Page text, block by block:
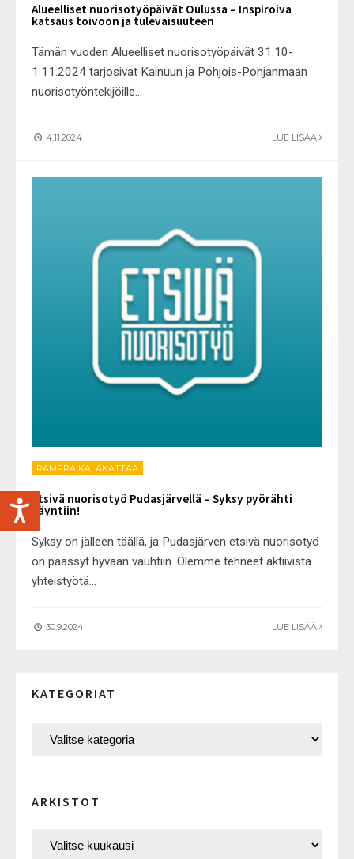
Alueelliset nuorisotyöpäivät Oulussa – Inspiroiva
katsaus toivoon ja tulevaisuuteen
Tämän vuoden Alueelliset nuorisotyöpäivät 31.10-
1.11.2024 tarjosivat Kainuun ja Pohjois-Pohjanmaan
nuorisotyöntekijöille...
4.11.2024 LUE LISÄÄ
RAMPPA KALAKATTAA
Etsivä nuorisotyö Pudasjärvellä – Syksy pyörähti
käyntiin!
Syksy on jälleen täällä, ja Pudasjärven etsivä nuorisotyö
on päässyt hyvään vauhtiin. Olemme tehneet aktiivista
yhteistyötä...
30.9.2024 LUE LISÄÄ
KATEGORIAT
ARKISTOT